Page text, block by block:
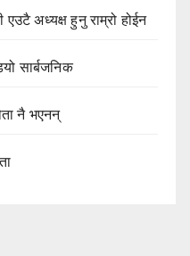
अध्यक्ष हुनु राम्रो होईन
सार्बजनिक
नै भएनन्